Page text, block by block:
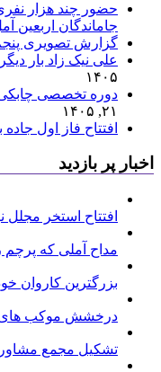
حضور چند هزار
جاماندگان اربعین
گزارش تصویری
علی نیک زاد بار
۱۴۰۵
دوره تخصصی چابکی
۲۱, ۱۴۰۵
افتتاح فاز اول
اخبار پر بازدید
افتتاح استخر
مداح آملی که پرچم
بزرگترین کاروان
درخشش موکب های
تشکیل مجمع